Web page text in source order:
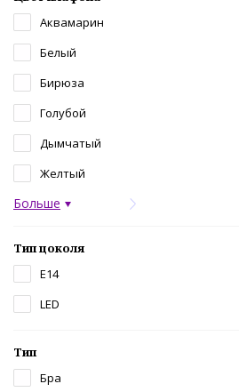
Аквамарин
Белый
Бирюза
Голубой
Дымчатый
Желтый
Больше
Тип цоколя
E14
LED
Тип
Бра